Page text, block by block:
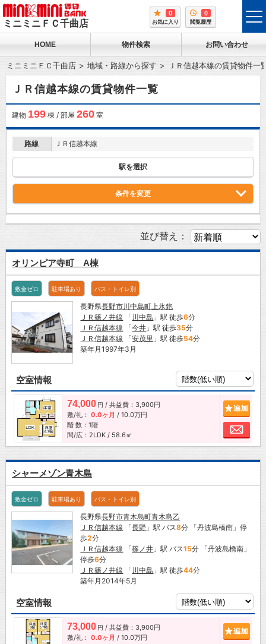
ミニミニＦＣ千曲店
0
お気に入り
0
閲覧履歴
HOME 物件検索 お問い合わせ
ミニミニＦＣ千曲店 地域・路線から探す ＪＲ信越本線の賃貸物件一
ＪＲ信越本線の賃貸物件一覧
建物 199棟 / 部屋 260室
路線 ＪＲ信越本線
駅を選択
条件を変更
並び替え：
オリンピア寺町 A棟
敷金ゼロ 駐車場あり バス・トイレ別
長野県長野市川中島町上氷鉋
ＪＲ篠ノ井線 「 川中島 」駅 徒歩6分
ＪＲ信越本線 「今井 」駅 徒歩35分
ＪＲ信越本線 「安茂里 」駅 徒歩54分
築年月1997年3月
空室情報
74,000 円 / 共益費：3,900円
敷/礼： 0.0ヶ月 / 10.0万円
階 数：1階
間/広：2LDK / 58.6㎡
お
シャーメゾン青木島
敷金ゼロ 駐車場あり バス・トイレ別
長野県長野市青木島町青木島乙
ＪＲ信越本線 「長野 」駅 バス8分 「丹波島橋南」停
歩2分
ＪＲ信越本線 「篠ノ井 」駅 バス15分 「丹波島橋南」
停歩6分
ＪＲ篠ノ井線 「 川中島 」駅 徒歩44分
築年月2014年5月
空室情報
73,000 円 / 共益費：3,900円
敷/礼： 0.0ヶ月 / 10.0万円